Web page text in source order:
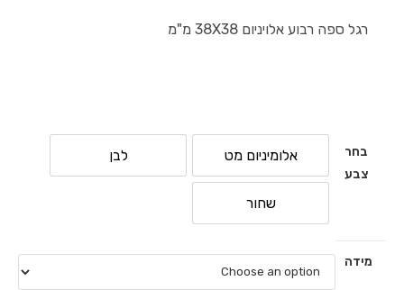
רגל ספה רבוע אלויניום 38X38 מ"מ
בחר
צבע
אלומיניום מט לבן
שחור
מידה